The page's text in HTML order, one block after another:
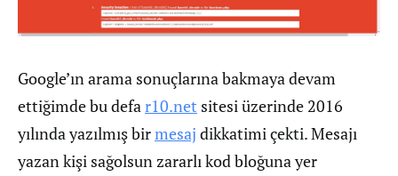
Google’ın arama sonuçlarına bakmaya devam
ettiğimde bu defa r10.net sitesi üzerinde 2016
yılında yazılmış birmesaj dikkatimi çekti. Mesajı
yazan kişi sağolsun zararlı kod bloğuna yer